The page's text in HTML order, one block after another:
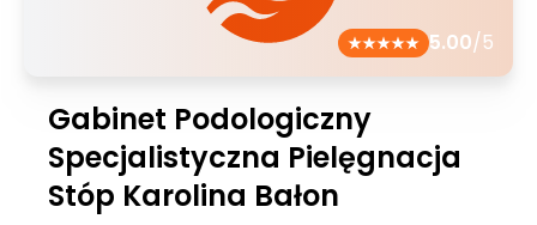
5.00/5
Gabinet Podologiczny
Specjalistyczna Pielęgnacja
Stóp Karolina Bałon